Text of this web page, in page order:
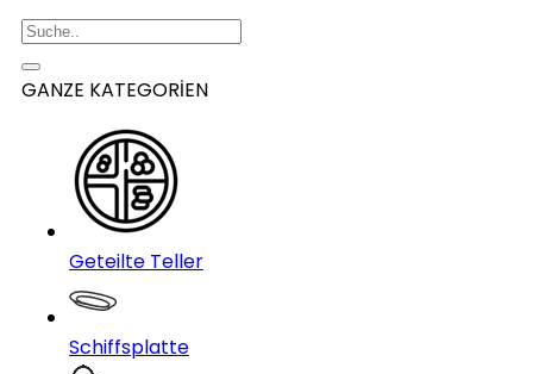
GANZE KATEGORİEN
Geteilte Teller
Schiffsplatte